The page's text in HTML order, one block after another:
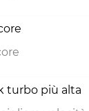
turbo più alta